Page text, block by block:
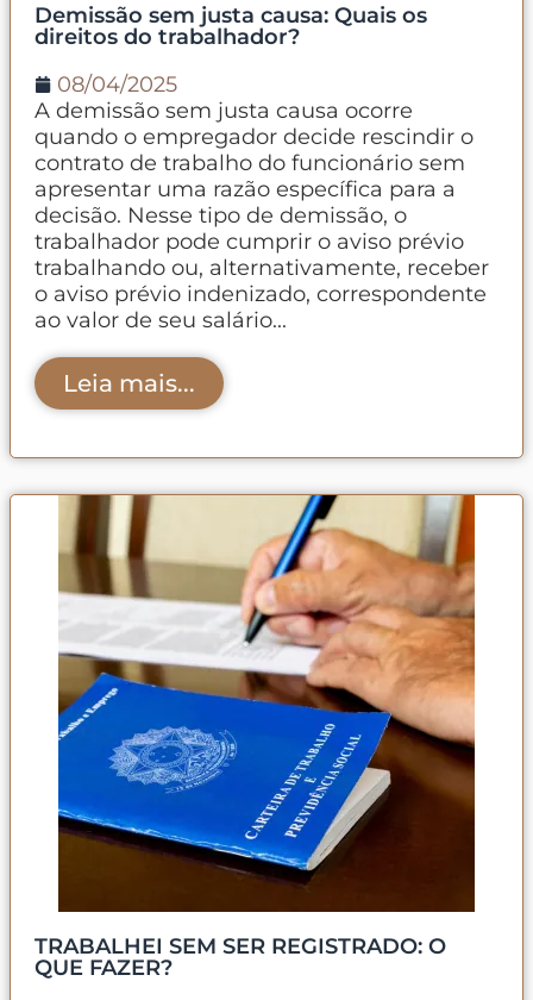
Demissão sem justa causa: Quais os
direitos do trabalhador?
08/04/2025
A demissão sem justa causa ocorre
quando o empregador decide rescindir o
contrato de trabalho do funcionário sem
apresentar uma razão específica para a
decisão. Nesse tipo de demissão, o
trabalhador pode cumprir o aviso prévio
trabalhando ou, alternativamente, receber
o aviso prévio indenizado, correspondente
ao valor de seu salário...
Leia mais...
TRABALHEI SEM SER REGISTRADO: O
QUE FAZER?